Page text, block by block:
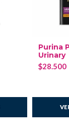
Purina
Urinary
$28.500